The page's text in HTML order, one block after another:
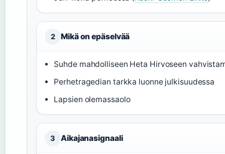
2 Mikä on epäselvää
Suhde mahdolliseen Heta Hirvoseen
Perhetragedian tarkka luonne julkisuudessa
Lapsien olemassaolo
3 Aikajanasignaali